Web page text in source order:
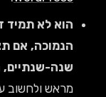
לא תמיד זול
אם תצטרכו
שנתיים, העלות
ולחשוב על